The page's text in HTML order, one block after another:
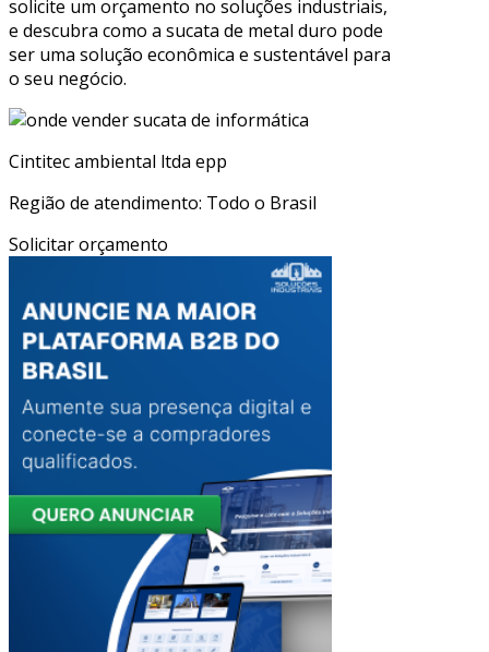
solicite um orçamento no soluções industriais,
e descubra como a sucata de metal duro pode
ser uma solução econômica e sustentável para
o seu negócio.
Cintitec ambiental ltda epp
Região de atendimento: Todo o Brasil
Solicitar orçamento